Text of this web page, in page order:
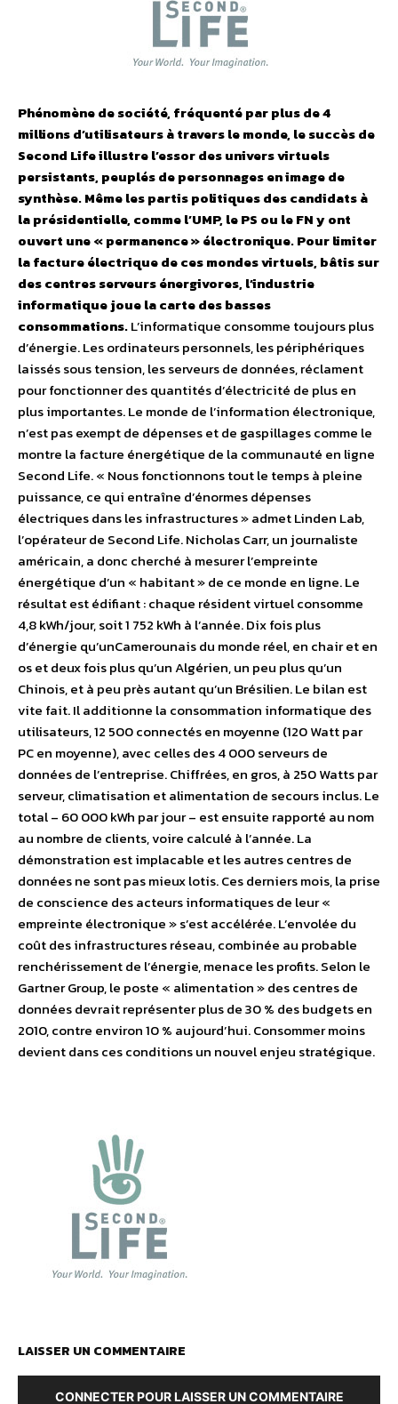
Phénomène de société, fréquenté par plus de 4
millions d’utilisateurs à travers le monde, le succès de
Second Life illustre l’essor des univers virtuels
persistants, peuplés de personnages en image de
synthèse. Même les partis politiques des candidats à
la présidentielle, comme l’UMP, le PS ou le FN y ont
ouvert une « permanence » électronique. Pour limiter
la facture électrique de ces mondes virtuels, bâtis sur
des centres serveurs énergivores, l’industrie
informatique joue la carte des basses
consommations.L’informatique consomme toujours plus
d’énergie. Les ordinateurs personnels, les périphériques
laissés sous tension, les serveurs de données, réclament
pour fonctionner des quantités d’électricité de plus en
plus importantes. Le monde de l’information électronique,
n’est pas exempt de dépenses et de gaspillages comme le
montre la facture énergétique de la communauté en ligne
Second Life. « Nous fonctionnons tout le temps à pleine
puissance, ce qui entraîne d’énormes dépenses
électriques dans les infrastructures » admet Linden Lab,
l’opérateur de Second Life. Nicholas Carr, un journaliste
américain, a donc cherché à mesurer l’empreinte
énergétique d’un « habitant » de ce monde en ligne. Le
résultat est édifiant : chaque résident virtuel consomme
4,8 kWh/jour, soit 1 752 kWh à l’année. Dix fois plus
d’énergie qu’unCamerounais du monde réel, en chair et en
os et deux fois plus qu’un Algérien, un peu plus qu’un
Chinois, et à peu près autant qu’un Brésilien. Le bilan est
vite fait. Il additionne la consommation informatique des
utilisateurs, 12 500 connectés en moyenne (120 Watt par
PC en moyenne), avec celles des 4 000 serveurs de
données de l’entreprise. Chiffrées, en gros, à 250 Watts par
serveur, climatisation et alimentation de secours inclus. Le
total – 60 000 kWh par jour – est ensuite rapporté au nom
au nombre de clients, voire calculé à l’année. La
démonstration est implacable et les autres centres de
données ne sont pas mieux lotis. Ces derniers mois, la prise
de conscience des acteurs informatiques de leur «
empreinte électronique » s’est accélérée. L’envolée du
coût des infrastructures réseau, combinée au probable
renchérissement de l’énergie, menace les profits. Selon le
Gartner Group, le poste « alimentation » des centres de
données devrait représenter plus de 30 % des budgets en
2010, contre environ 10 % aujourd’hui. Consommer moins
devient dans ces conditions un nouvel enjeu stratégique.
LAISSER UN COMMENTAIRE
CONNECTER POUR LAISSER UN COMMENTAIRE